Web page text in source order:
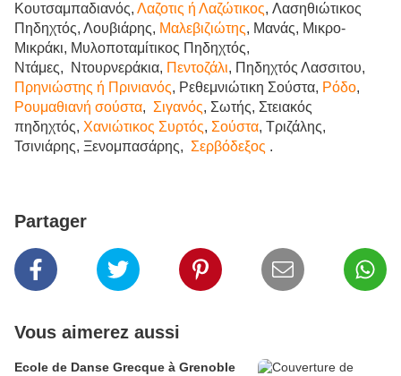
Κουτσαμπαδιανός, Λαζοτις ή Λαζώτικος, Λασηθιώτικος
Πηδηχτός, Λουβιάρης, Μαλεβιζιώτης, Μανάς, Μικρο-
Μικράκι, Μυλοποταμίτικος Πηδηχτός,
Ντάμες,
Ντουρνεράκια, Πεντοζάλι, Πηδηχτός Λασσιτου,
Πρηνιώστης ή Πρινιανός, Ρεθεμνιώτικη Σούστα, Ρόδο,
Ρουμαθιανή σούστα, Σιγανός, Σωτής, Στειακός
πηδηχτός, Χανιώτικος Συρτός, Σούστα, Τριζάλης,
Τσινιάρης, Ξενομπασάρης, Σερβόδεξος .
Partager
Vous aimerez aussi
Ecole de Danse Grecque à Grenoble